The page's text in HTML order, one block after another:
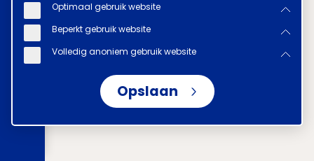
Optimaal gebruik website
Beperkt gebruik website
Volledig anoniem gebruik website
Opslaan